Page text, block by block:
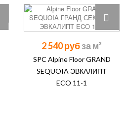
2 540 руб
SPC Alpine Floor GRAND
SEQUOIA ЭВКАЛИПТ
ECO 11-1